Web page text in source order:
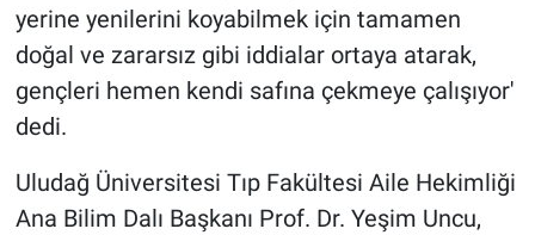
yerine yenilerini koyabilmek için tamamen
doğal ve zararsız gibi iddialar ortaya atarak,
gençleri hemen kendi safına çekmeye çalışıyor'
dedi.
Uludağ Üniversitesi Tıp Fakültesi Aile Hekimliği
Ana Bilim Dalı Başkanı Prof. Dr. Yeşim Uncu,